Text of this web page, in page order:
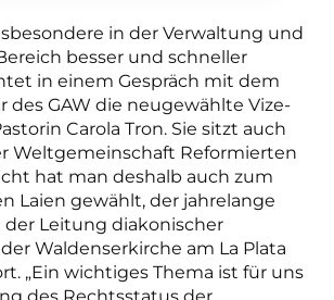
in der Verwaltung und
besser und schneller
in einem Gespräch mit dem
des GAW die neugewählte Vize-
Carola Tron. Sie sitzt auch
Weltgemeinschaft Reformierten
hat man deshalb auch zum
Laien gewählt, der jahrelange
der Leitung diakonischer
Waldenserkirche am La Plata
„Ein wichtiges Thema ist für uns